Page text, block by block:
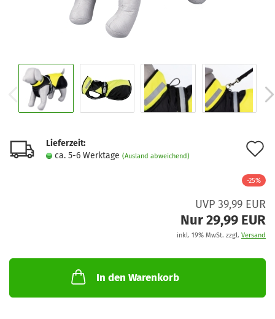
Lieferzeit:
ca. 5-6 Werktage (Ausland abweichend)
-25%
UVP 39,99 EUR
Nur 29,99 EUR
inkl. 19% MwSt. zzgl. Versand
In den Warenkorb